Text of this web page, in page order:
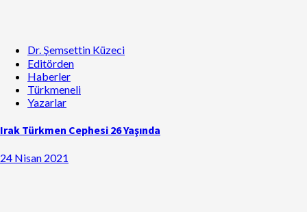
Dr. Şemsettin Küzeci
Editörden
Haberler
Türkmeneli
Yazarlar
Irak Türkmen Cephesi 26 Yaşında
24 Nisan 2021